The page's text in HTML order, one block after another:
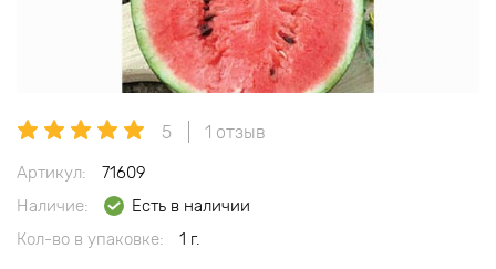
5 1 отзыв
Артикул:
71609
Наличие:
Есть в наличии
Кол-во в упаковке:
1 г.